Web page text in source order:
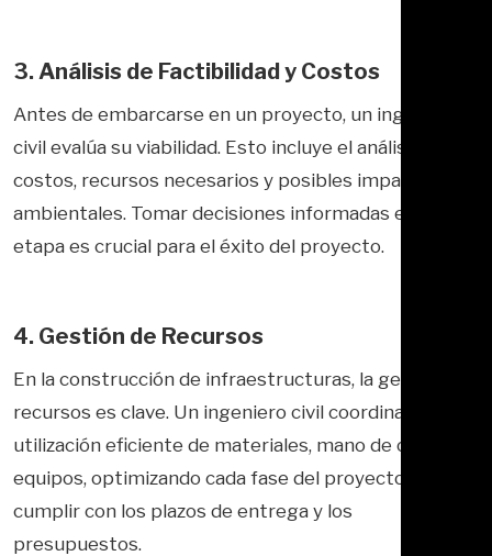
3. Análisis de Factibilidad y Costos
Antes de embarcarse en un proyecto, un ingeniero
civil evalúa su viabilidad. Esto incluye el análisis de
costos, recursos necesarios y posibles impactos
ambientales. Tomar decisiones informadas en esta
etapa es crucial para el éxito del proyecto.
4. Gestión de Recursos
En la construcción de infraestructuras, la gestión de
recursos es clave. Un ingeniero civil coordina la
utilización eficiente de materiales, mano de obra y
equipos, optimizando cada fase del proyecto para
cumplir con los plazos de entrega y los
presupuestos.